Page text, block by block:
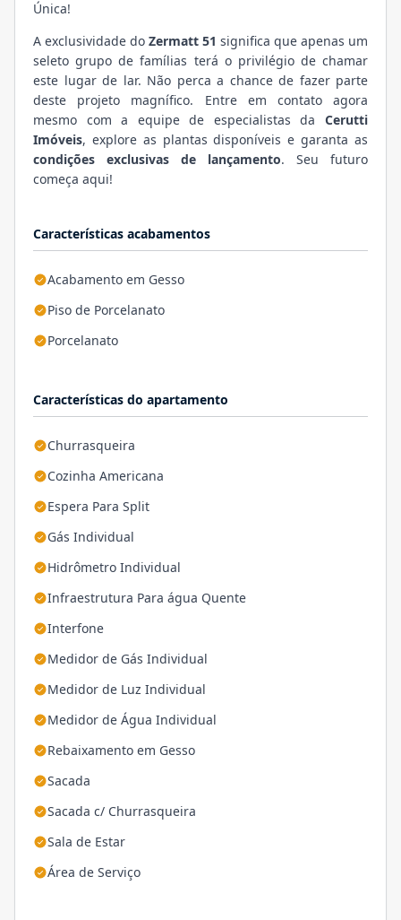
Características acabamentos
Acabamento em Gesso
Piso de Porcelanato
Porcelanato
Características do apartamento
Churrasqueira
Cozinha Americana
Espera Para Split
Gás Individual
Hidrômetro Individual
Infraestrutura Para água Quente
Interfone
Medidor de Gás Individual
Medidor de Luz Individual
Medidor de Água Individual
Rebaixamento em Gesso
Sacada
Sacada c/ Churrasqueira
Sala de Estar
Área de Serviço
Única!
A exclusividade do Zermatt 51 significa que apenas um
seleto grupo de famílias terá o privilégio de chamar
este lugar de lar. Não perca a chance de fazer parte
deste projeto magnífico. Entre em contato agora
mesmo com a equipe de especialistas da Cerutti
Imóveis, explore as plantas disponíveis e garanta as
condições exclusivas de lançamento. Seu futuro
começa aqui!